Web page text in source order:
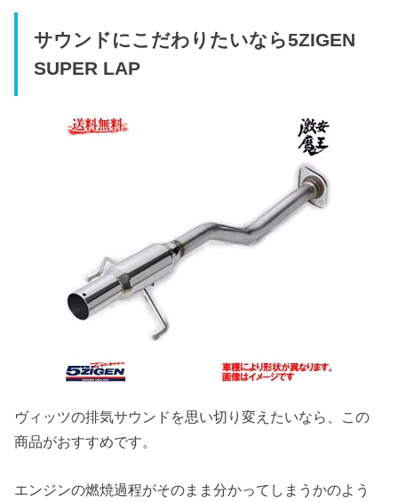
サウンドにこだわりたいなら5ZIGEN
SUPER LAP
ヴィッツの排気サウンドを思い切り変えたいなら、この
商品がおすすめです。
エンジンの燃焼過程がそのまま分かってしまうかのよう